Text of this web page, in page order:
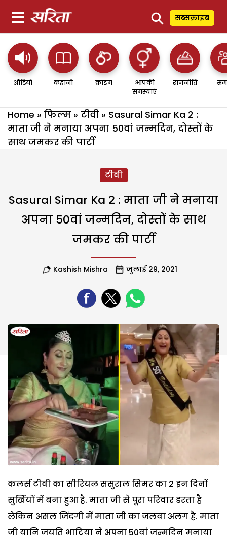
⚲ सब्सक्राइब
ऑडियो कहानी क्राइम
आपकी
समस्याएं
राजनीति
Home » फिल्म » टीवी » Sasural Simar Ka 2 :
माता जी ने मनाया अपना 50वां जन्मदिन, दोस्तों के
साथ जमकर की पार्टी
टीवी
Sasural Simar Ka 2 : माता जी ने मनाया
अपना 50वां जन्मदिन, दोस्तों के साथ
जमकर की पार्टी
Kashish Mishra जुलाई 29, 2021
कलर्स टीवी का सीरियल ससुराल सिमर का 2 इन दिनों
सुर्खियों में बना हुआ है. माता जी से पूरा परिवार डरता है
लेकिन असल जिंदगी में माता जी का जलवा अलग है. माता
जी यानि जयति भाटिया ने अपना 50वां जन्मदिन मनाया